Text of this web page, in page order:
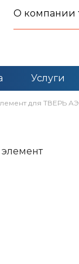
О компании
Услуги
для ТВЕРЬ